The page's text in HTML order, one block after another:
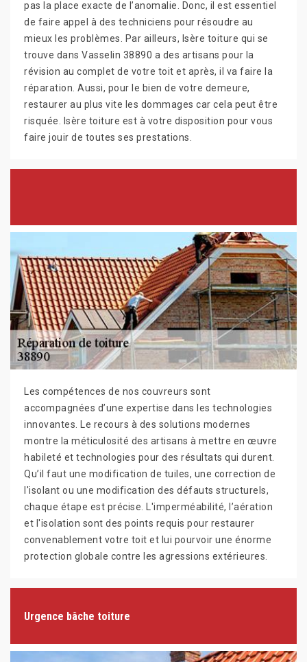
pas la place exacte de l’anomalie. Donc, il est essentiel
de faire appel à des techniciens pour résoudre au
mieux les problèmes. Par ailleurs, Isère toiture qui se
trouve dans Vasselin 38890 a des artisans pour la
révision au complet de votre toit et après, il va faire la
réparation. Aussi, pour le bien de votre demeure,
restaurer au plus vite les dommages car cela peut être
risquée. Isère toiture est à votre disposition pour vous
faire jouir de toutes ses prestations.
Les compétences de nos couvreurs sont
accompagnées d’une expertise dans les technologies
innovantes. Le recours à des solutions modernes
montre la méticulosité des artisans à mettre en œuvre
habileté et technologies pour des résultats qui durent.
Qu’il faut une modification de tuiles, une correction de
l'isolant ou une modification des défauts structurels,
chaque étape est précise. L'imperméabilité, l’aération
et l'isolation sont des points requis pour restaurer
convenablement votre toit et lui pourvoir une énorme
protection globale contre les agressions extérieures.
Urgence bâche toiture